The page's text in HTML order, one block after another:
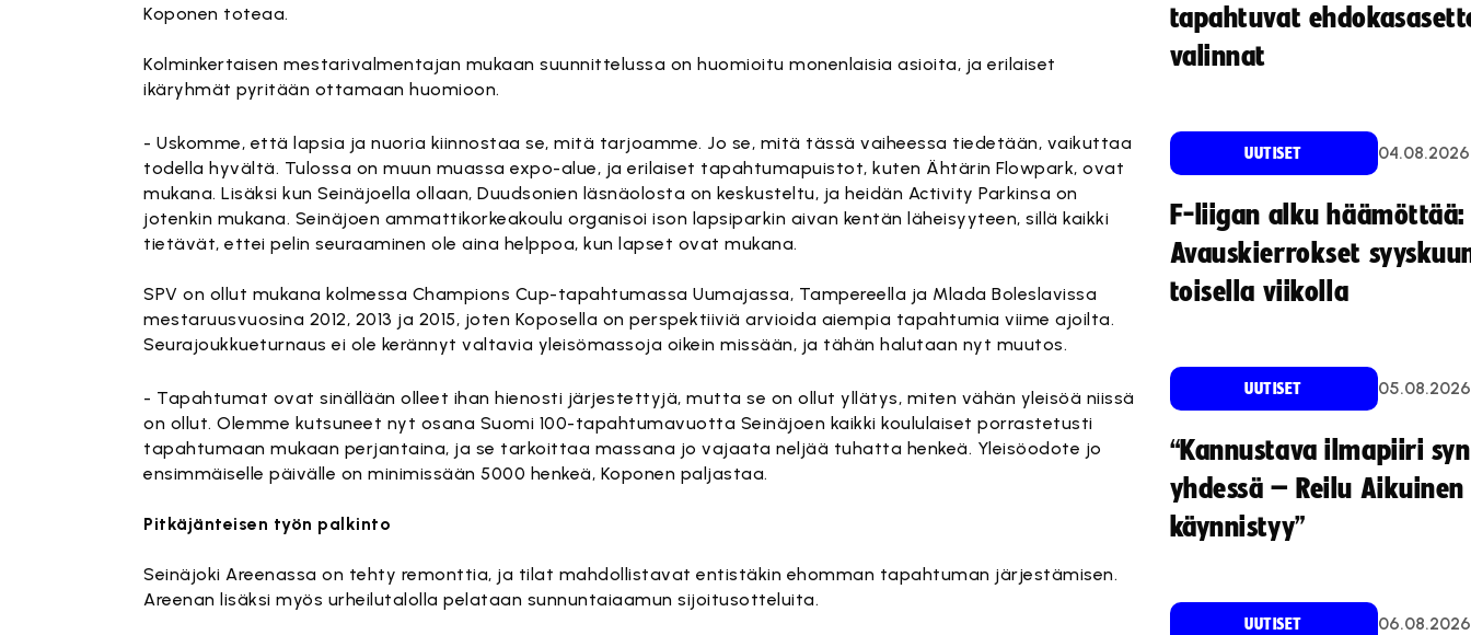
Koponen toteaa.
Kolminkertaisen mestarivalmentajan mukaan suunnittelussa on huomioitu monenlaisia asioita, ja erilaiset
ikäryhmät pyritään ottamaan huomioon.
- Uskomme, että lapsia ja nuoria kiinnostaa se, mitä tarjoamme. Jo se, mitä tässä vaiheessa tiedetään, vaikuttaa
todella hyvältä. Tulossa on muun muassa expo-alue, ja erilaiset tapahtumapuistot, kuten Ähtärin Flowpark, ovat
mukana. Lisäksi kun Seinäjoella ollaan, Duudsonien läsnäolosta on keskusteltu, ja heidän Activity Parkinsa on
jotenkin mukana. Seinäjoen ammattikorkeakoulu organisoi ison lapsiparkin aivan kentän läheisyyteen, sillä kaikki
tietävät, ettei pelin seuraaminen ole aina helppoa, kun lapset ovat mukana.
SPV on ollut mukana kolmessa Champions Cup-tapahtumassa Uumajassa, Tampereella ja Mlada Boleslavissa
mestaruusvuosina 2012, 2013 ja 2015, joten Koposella on perspektiiviä arvioida aiempia tapahtumia viime ajoilta.
Seurajoukkueturnaus ei ole kerännyt valtavia yleisömassoja oikein missään, ja tähän halutaan nyt muutos.
- Tapahtumat ovat sinällään olleet ihan hienosti järjestettyjä, mutta se on ollut yllätys, miten vähän yleisöä niissä
on ollut. Olemme kutsuneet nyt osana Suomi 100-tapahtumavuotta Seinäjoen kaikki koululaiset porrastetusti
tapahtumaan mukaan perjantaina, ja se tarkoittaa massana jo vajaata neljää tuhatta henkeä. Yleisöodote jo
ensimmäiselle päivälle on minimissään 5000 henkeä, Koponen paljastaa.
Pitkäjänteisen työn palkinto
Seinäjoki Areenassa on tehty remonttia, ja tilat mahdollistavat entistäkin ehomman tapahtuman järjestämisen.
Areenan lisäksi myös urheilutalolla pelataan sunnuntaiaamun sijoitusotteluita.
tapahtuvat
valinnat
UUTISET 04.08.2026
F-liigan alku häämöttää:
Avauskierrokset
toisella viikolla
UUTISET 05.08.2026
“Kannustava ilmapiiri
yhdessä – Reilu
käynnistyy”
UUTISET 06.08.2026